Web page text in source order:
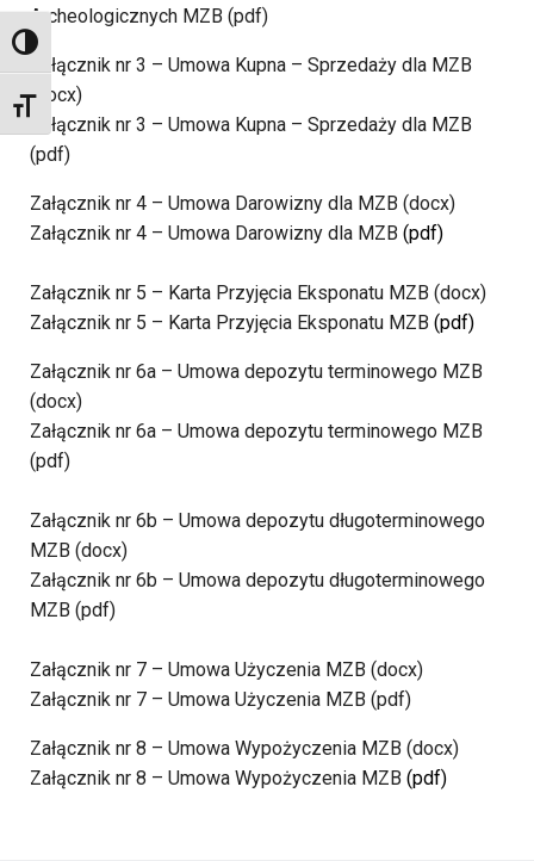
TOGGLE HIGH CONTRAST
TOGGLE FONT SIZE
Archeologicznych MZB (pdf)
Załącznik nr 3 – Umowa Kupna – Sprzedaży dla MZB
(docx)
Załącznik nr 3 – Umowa Kupna – Sprzedaży dla MZB
(pdf)
Załącznik nr 4 – Umowa Darowizny dla MZB (docx)
Załącznik nr 4 – Umowa Darowizny dla MZB (pdf)
Załącznik nr 5 – Karta Przyjęcia Eksponatu MZB (docx)
Załącznik nr 5 – Karta Przyjęcia Eksponatu MZB (pdf)
Załącznik nr 6a – Umowa depozytu terminowego MZB
(docx)
Załącznik nr 6a – Umowa depozytu terminowego MZB
(pdf)
Załącznik nr 6b – Umowa depozytu długoterminowego
MZB (docx)
Załącznik nr 6b – Umowa depozytu długoterminowego
MZB (pdf)
Załącznik nr 7 – Umowa Użyczenia MZB (docx)
Załącznik nr 7 – Umowa Użyczenia MZB (pdf)
Załącznik nr 8 – Umowa Wypożyczenia MZB (docx)
Załącznik nr 8 – Umowa Wypożyczenia MZB (pdf)